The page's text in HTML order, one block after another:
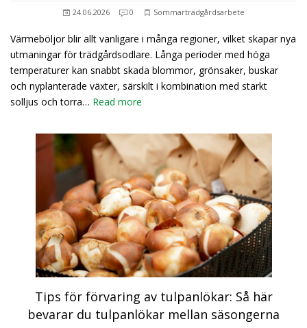
24.06.2026 0 Sommarträdgårdsarbete
Värmeböljor blir allt vanligare i många regioner, vilket skapar nya
utmaningar för trädgårdsodlare. Långa perioder med höga
temperaturer kan snabbt skada blommor, grönsaker, buskar
och nyplanterade växter, särskilt i kombination med starkt
solljus och torra… Read more
Tips för förvaring av tulpanlökar: Så här
bevarar du tulpanlökar mellan säsongerna